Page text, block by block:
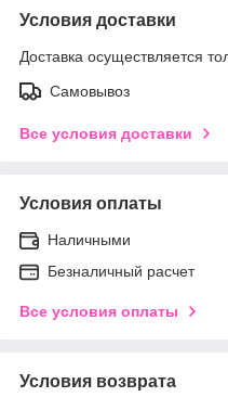
Условия доставки
Доставка осуществляется
Самовывоз
Все условия доставки
Условия оплаты
Наличными
Безналичный расчет
Все условия оплаты
Условия возврата